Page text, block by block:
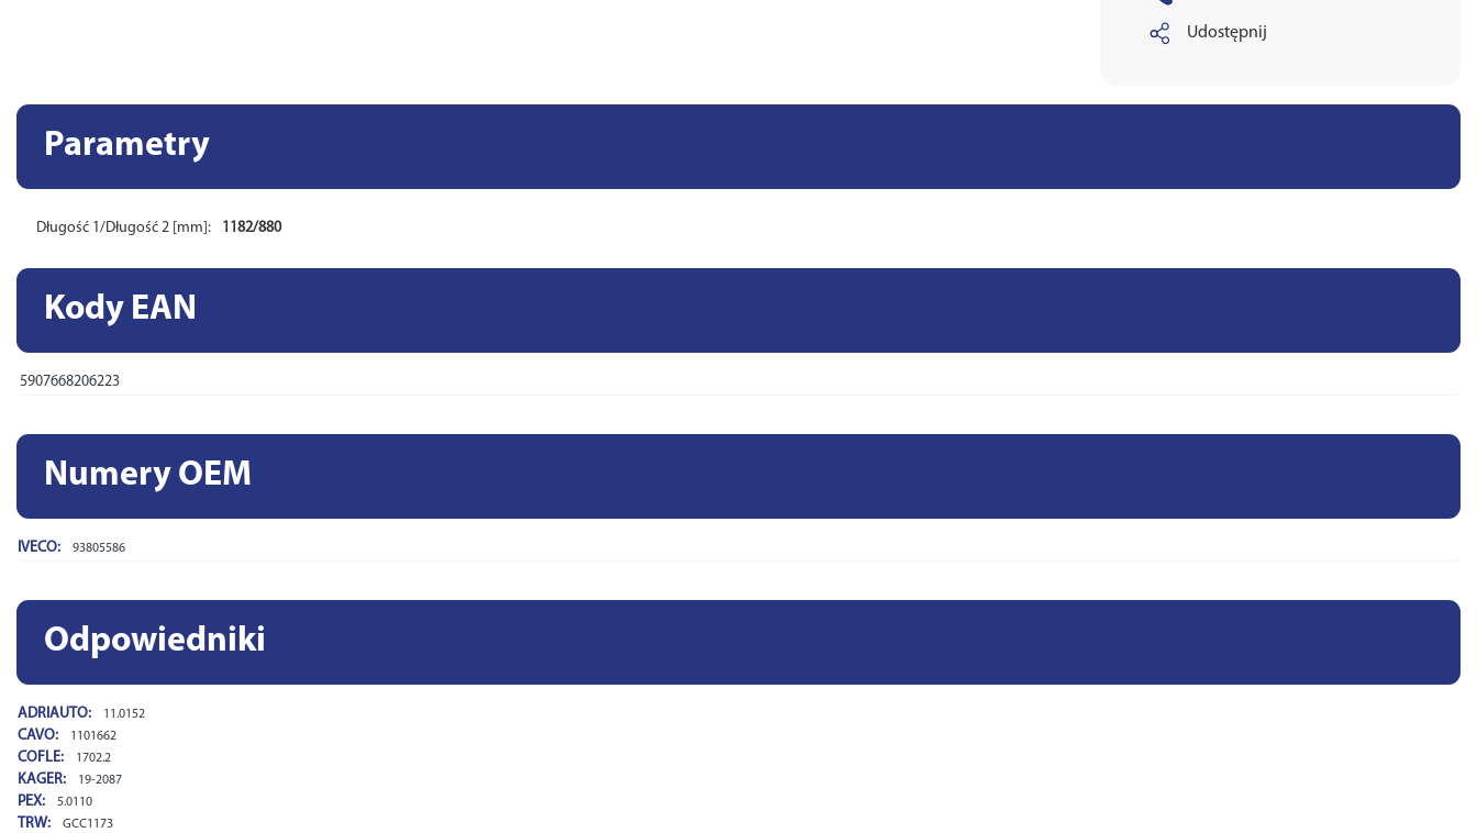
Udostępnij
Parametry
Długość 1/Długość 2 [mm]: 1182/880
Kody EAN
5907668206223
Numery OEM
IVECO: 93805586
Odpowiedniki
ADRIAUTO: 11.0152
CAVO: 1101662
COFLE: 1702.2
KAGER: 19-2087
PEX: 5.0110
TRW: GCC1173